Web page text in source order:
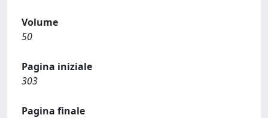
Volume
50
Pagina iniziale
303
Pagina finale